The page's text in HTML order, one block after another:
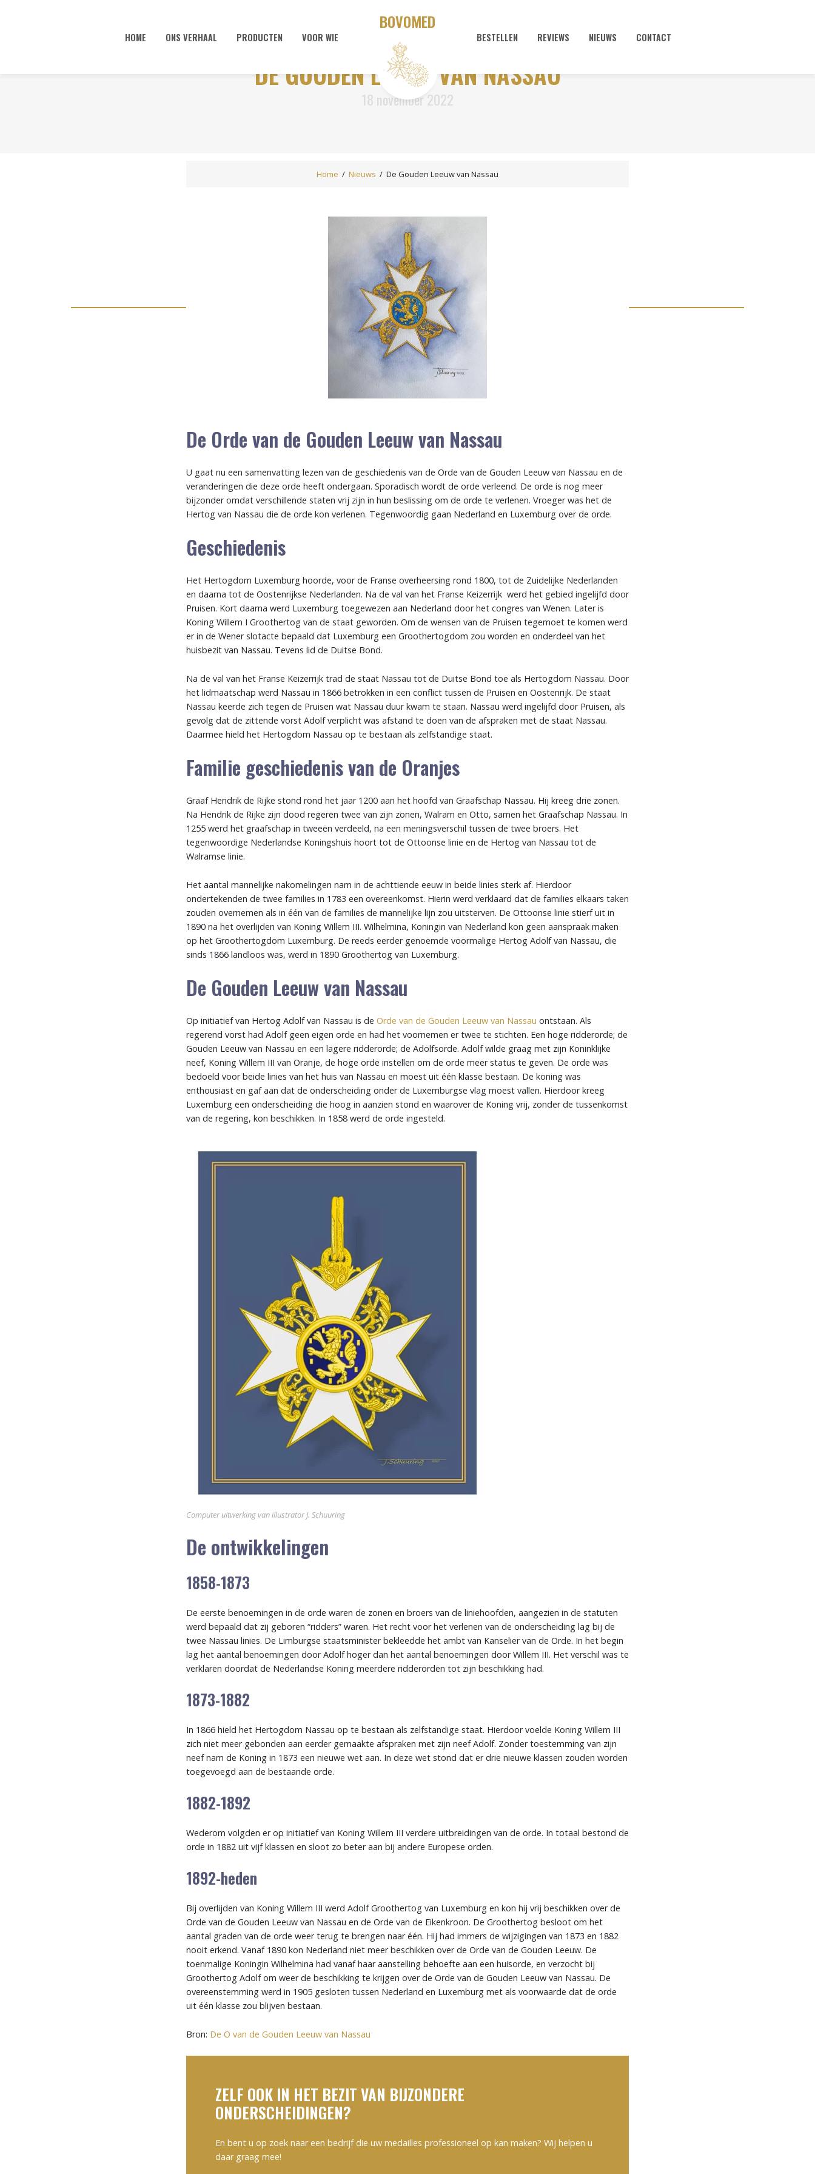
HOME ONS VERHAAL PRODUCTEN VOOR WIE
BOVOMED
BESTELLEN REVIEWS NIEUWS CONTACT
DE GOUDEN LEEUW VAN NASSAU
18 november 2022
Home / Nieuws / De Gouden Leeuw van Nassau
De Orde van de Gouden Leeuw van Nassau
U gaat nu een samenvatting lezen van de geschiedenis van de Orde van de Gouden Leeuw van Nassau en de
veranderingen die deze orde heeft ondergaan. Sporadisch wordt de orde verleend. De orde is nog meer
bijzonder omdat verschillende staten vrij zijn in hun beslissing om de orde te verlenen. Vroeger was het de
Hertog van Nassau die de orde kon verlenen. Tegenwoordig gaan Nederland en Luxemburg over de orde.
Geschiedenis
Het Hertogdom Luxemburg hoorde, voor de Franse overheersing rond 1800, tot de Zuidelijke Nederlanden
en daarna tot de Oostenrijkse Nederlanden. Na de val van het Franse Keizerrijk werd het gebied ingelijfd door
Pruisen. Kort daarna werd Luxemburg toegewezen aan Nederland door het congres van Wenen. Later is
Koning Willem I Groothertog van de staat geworden. Om de wensen van de Pruisen tegemoet te komen werd
er in de Wener slotacte bepaald dat Luxemburg een Groothertogdom zou worden en onderdeel van het
huisbezit van Nassau. Tevens lid de Duitse Bond.
Na de val van het Franse Keizerrijk trad de staat Nassau tot de Duitse Bond toe als Hertogdom Nassau. Door
het lidmaatschap werd Nassau in 1866 betrokken in een conflict tussen de Pruisen en Oostenrijk. De staat
Nassau keerde zich tegen de Pruisen wat Nassau duur kwam te staan. Nassau werd ingelijfd door Pruisen, als
gevolg dat de zittende vorst Adolf verplicht was afstand te doen van de afspraken met de staat Nassau.
Daarmee hield het Hertogdom Nassau op te bestaan als zelfstandige staat.
Familie geschiedenis van de Oranjes
Graaf Hendrik de Rijke stond rond het jaar 1200 aan het hoofd van Graafschap Nassau. Hij kreeg drie zonen.
Na Hendrik de Rijke zijn dood regeren twee van zijn zonen, Walram en Otto, samen het Graafschap Nassau. In
1255 werd het graafschap in tweeën verdeeld, na een meningsverschil tussen de twee broers. Het
tegenwoordige Nederlandse Koningshuis hoort tot de Ottoonse linie en de Hertog van Nassau tot de
Walramse linie.
Het aantal mannelijke nakomelingen nam in de achttiende eeuw in beide linies sterk af. Hierdoor
ondertekenden de twee families in 1783 een overeenkomst. Hierin werd verklaard dat de families elkaars taken
zouden overnemen als in één van de families de mannelijke lijn zou uitsterven. De Ottoonse linie stierf uit in
1890 na het overlijden van Koning Willem III. Wilhelmina, Koningin van Nederland kon geen aanspraak maken
op het Groothertogdom Luxemburg. De reeds eerder genoemde voormalige Hertog Adolf van Nassau, die
sinds 1866 landloos was, werd in 1890 Groothertog van Luxemburg.
De Gouden Leeuw van Nassau
Op initiatief van Hertog Adolf van Nassau is de Orde van de Gouden Leeuw van Nassau ontstaan. Als
regerend vorst had Adolf geen eigen orde en had het voornemen er twee te stichten. Een hoge ridderorde; de
Gouden Leeuw van Nassau en een lagere ridderorde; de Adolfsorde. Adolf wilde graag met zijn Koninklijke
neef, Koning Willem III van Oranje, de hoge orde instellen om de orde meer status te geven. De orde was
bedoeld voor beide linies van het huis van Nassau en moest uit één klasse bestaan. De koning was
enthousiast en gaf aan dat de onderscheiding onder de Luxemburgse vlag moest vallen. Hierdoor kreeg
Luxemburg een onderscheiding die hoog in aanzien stond en waarover de Koning vrij, zonder de tussenkomst
van de regering, kon beschikken. In 1858 werd de orde ingesteld.
Computer uitwerking van illustrator J. Schuuring
De ontwikkelingen
1858-1873
De eerste benoemingen in de orde waren de zonen en broers van de liniehoofden, aangezien in de statuten
werd bepaald dat zij geboren “ridders” waren. Het recht voor het verlenen van de onderscheiding lag bij de
twee Nassau linies. De Limburgse staatsminister bekleedde het ambt van Kanselier van de Orde. In het begin
lag het aantal benoemingen door Adolf hoger dan het aantal benoemingen door Willem III. Het verschil was te
verklaren doordat de Nederlandse Koning meerdere ridderorden tot zijn beschikking had.
1873-1882
In 1866 hield het Hertogdom Nassau op te bestaan als zelfstandige staat. Hierdoor voelde Koning Willem III
zich niet meer gebonden aan eerder gemaakte afspraken met zijn neef Adolf. Zonder toestemming van zijn
neef nam de Koning in 1873 een nieuwe wet aan. In deze wet stond dat er drie nieuwe klassen zouden worden
toegevoegd aan de bestaande orde.
1882-1892
Wederom volgden er op initiatief van Koning Willem III verdere uitbreidingen van de orde. In totaal bestond de
orde in 1882 uit vijf klassen en sloot zo beter aan bij andere Europese orden.
1892-heden
Bij overlijden van Koning Willem III werd Adolf Groothertog van Luxemburg en kon hij vrij beschikken over de
Orde van de Gouden Leeuw van Nassau en de Orde van de Eikenkroon. De Groothertog besloot om het
aantal graden van de orde weer terug te brengen naar één. Hij had immers de wijzigingen van 1873 en 1882
nooit erkend. Vanaf 1890 kon Nederland niet meer beschikken over de Orde van de Gouden Leeuw. De
toenmalige Koningin Wilhelmina had vanaf haar aanstelling behoefte aan een huisorde, en verzocht bij
Groothertog Adolf om weer de beschikking te krijgen over de Orde van de Gouden Leeuw van Nassau. De
overeenstemming werd in 1905 gesloten tussen Nederland en Luxemburg met als voorwaarde dat de orde
uit één klasse zou blijven bestaan.
Bron: De O van de Gouden Leeuw van Nassau
ZELF OOK IN HET BEZIT VAN BIJZONDERE
ONDERSCHEIDINGEN?
En bent u op zoek naar een bedrijf die uw medailles professioneel op kan maken? Wij helpen u
daar graag mee!